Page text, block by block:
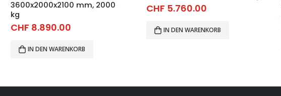
3600x2000x2100 mm, 2000
kg
CHF 8.890.00
IN DEN WARENKORB
CHF 5.760.00
IN DEN WARENKORB